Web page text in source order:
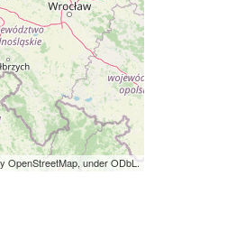
OpenStreetMap, under ODbL.